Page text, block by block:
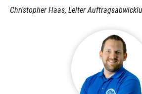
Christopher Haas, Leiter